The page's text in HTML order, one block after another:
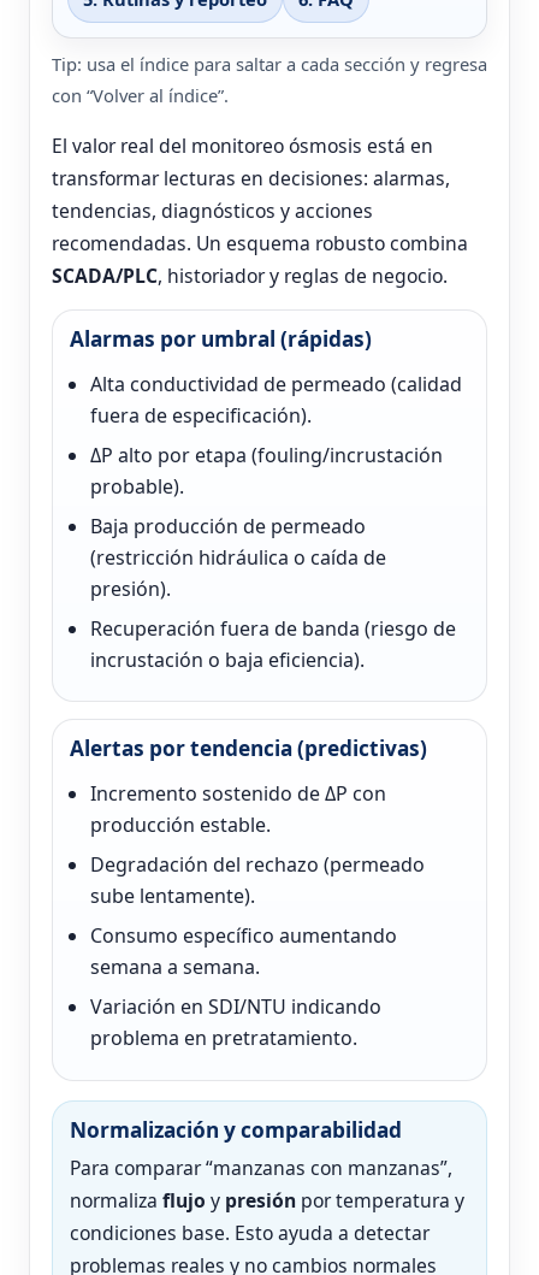
Tip: usa el índice para saltar a cada sección y regresa
con “Volver al índice”.
El valor real del monitoreo ósmosis está en
transformar lecturas en decisiones: alarmas,
tendencias, diagnósticos y acciones
recomendadas. Un esquema robusto combina
SCADA/PLC, historiador y reglas de negocio.
Alarmas por umbral (rápidas)
Alta conductividad de permeado (calidad
fuera de especificación).
ΔP alto por etapa (fouling/incrustación
probable).
Baja producción de permeado
(restricción hidráulica o caída de
presión).
Recuperación fuera de banda (riesgo de
incrustación o baja eficiencia).
Alertas por tendencia (predictivas)
Incremento sostenido de ΔP con
producción estable.
Degradación del rechazo (permeado
sube lentamente).
Consumo específico aumentando
semana a semana.
Variación en SDI/NTU indicando
problema en pretratamiento.
Normalización y comparabilidad
Para comparar “manzanas con manzanas”,
normaliza flujo y presión por temperatura y
condiciones base. Esto ayuda a detectar
problemas reales y no cambios normales